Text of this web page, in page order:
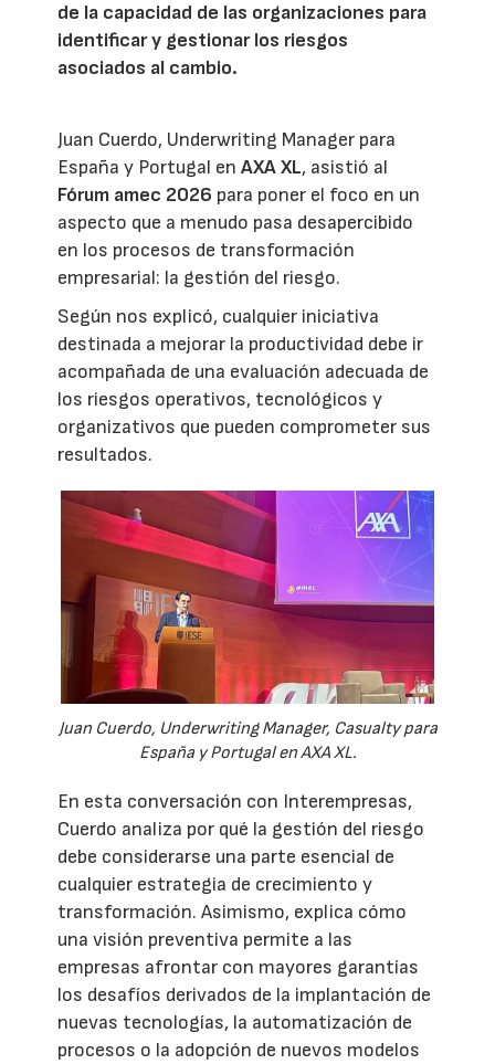
de la capacidad de las organizaciones para
identificar y gestionar los riesgos
asociados al cambio.
Juan Cuerdo, Underwriting Manager para
España y Portugal enAXA XL, asistió al
Fórum amec 2026 para poner el foco en un
aspecto que a menudo pasa desapercibido
en los procesos de transformación
empresarial: la gestión del riesgo.
Según nos explicó, cualquier iniciativa
destinada a mejorar la productividad debe ir
acompañada de una evaluación adecuada de
los riesgos operativos, tecnológicos y
organizativos que pueden comprometer sus
resultados.
Juan Cuerdo, Underwriting Manager, Casualty para
España y Portugal en AXA XL.
En esta conversación con Interempresas,
Cuerdo analiza por qué la gestión del riesgo
debe considerarse una parte esencial de
cualquier estrategia de crecimiento y
transformación. Asimismo, explica cómo
una visión preventiva permite a las
empresas afrontar con mayores garantías
los desafíos derivados de la implantación de
nuevas tecnologías, la automatización de
procesos o la adopción de nuevos modelos